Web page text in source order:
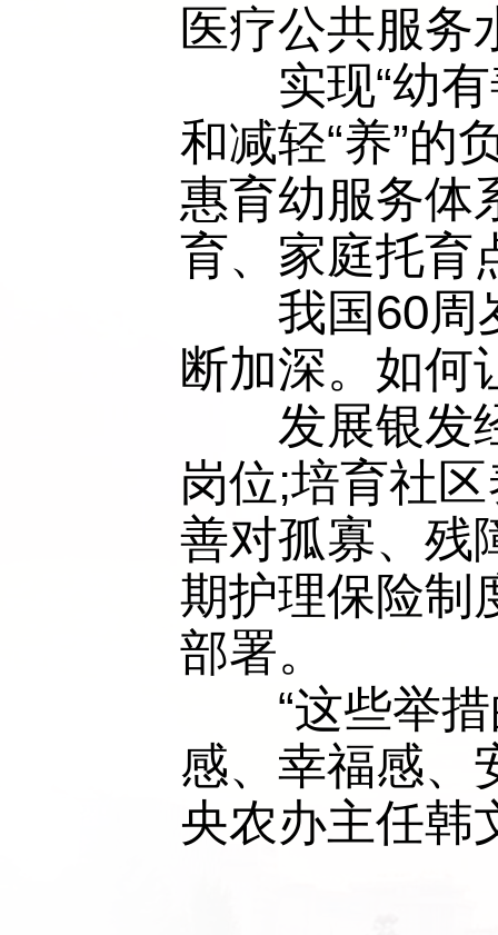
医疗公共服务
实现“幼有善
和减轻“养”的
惠育幼服务体
育、家庭托育
我国60周岁
断加深。如何
发展银发经
岗位;培育社
善对孤寡、残
期护理保险
部署。
“这些举措
感、幸福感、
央农办主任韩